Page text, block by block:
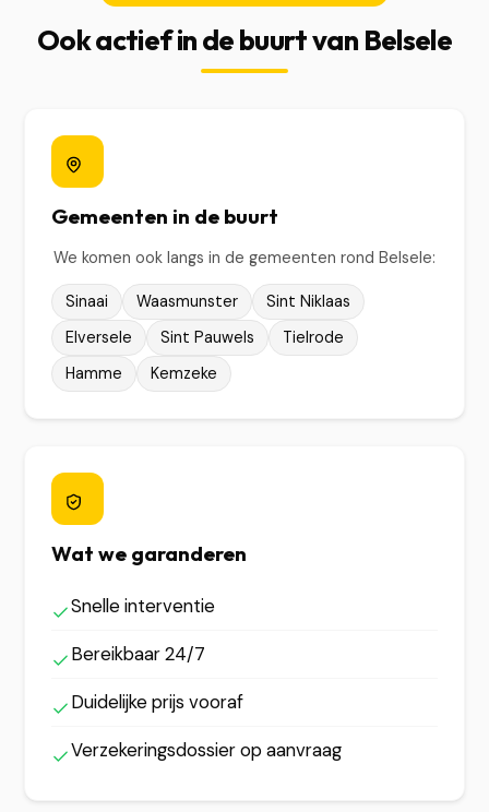
Ook actief in de buurt van Belsele
Gemeenten in de buurt
We komen ook langs in de gemeenten rond Belsele:
Sinaai Waasmunster
Sint Niklaas
Elversele
Sint Pauwels
Tielrode
Hamme
Kemzeke
Wat we garanderen
Snelle interventie
Bereikbaar 24/7
Duidelijke prijs vooraf
Verzekeringsdossier op aanvraag